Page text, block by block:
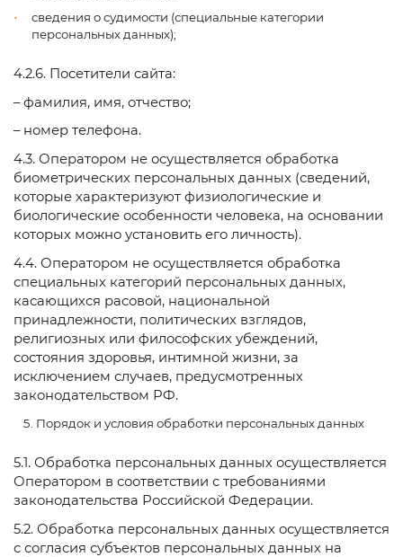
сведения о судимости (специальные категории
персональных данных);
4.2.6. Посетители сайта:
– фамилия, имя, отчество;
– номер телефона.
4.3. Оператором не осуществляется обработка
биометрических персональных данных (сведений,
которые характеризуют физиологические и
биологические особенности человека, на основании
которых можно установить его личность).
4.4. Оператором не осуществляется обработка
специальных категорий персональных данных,
касающихся расовой, национальной
принадлежности, политических взглядов,
религиозных или философских убеждений,
состояния здоровья, интимной жизни, за
исключением случаев, предусмотренных
законодательством РФ.
Порядок и условия обработки персональных данных
5.1. Обработка персональных данных осуществляется
Оператором в соответствии с требованиями
законодательства Российской Федерации.
5.2. Обработка персональных данных осуществляется
с согласия субъектов персональных данных на